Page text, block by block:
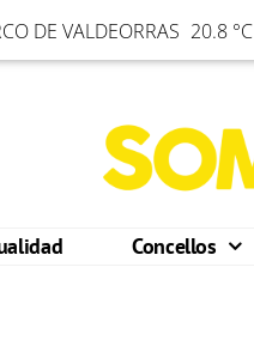
DE VALDEORRAS 20.8 °C
Concellos